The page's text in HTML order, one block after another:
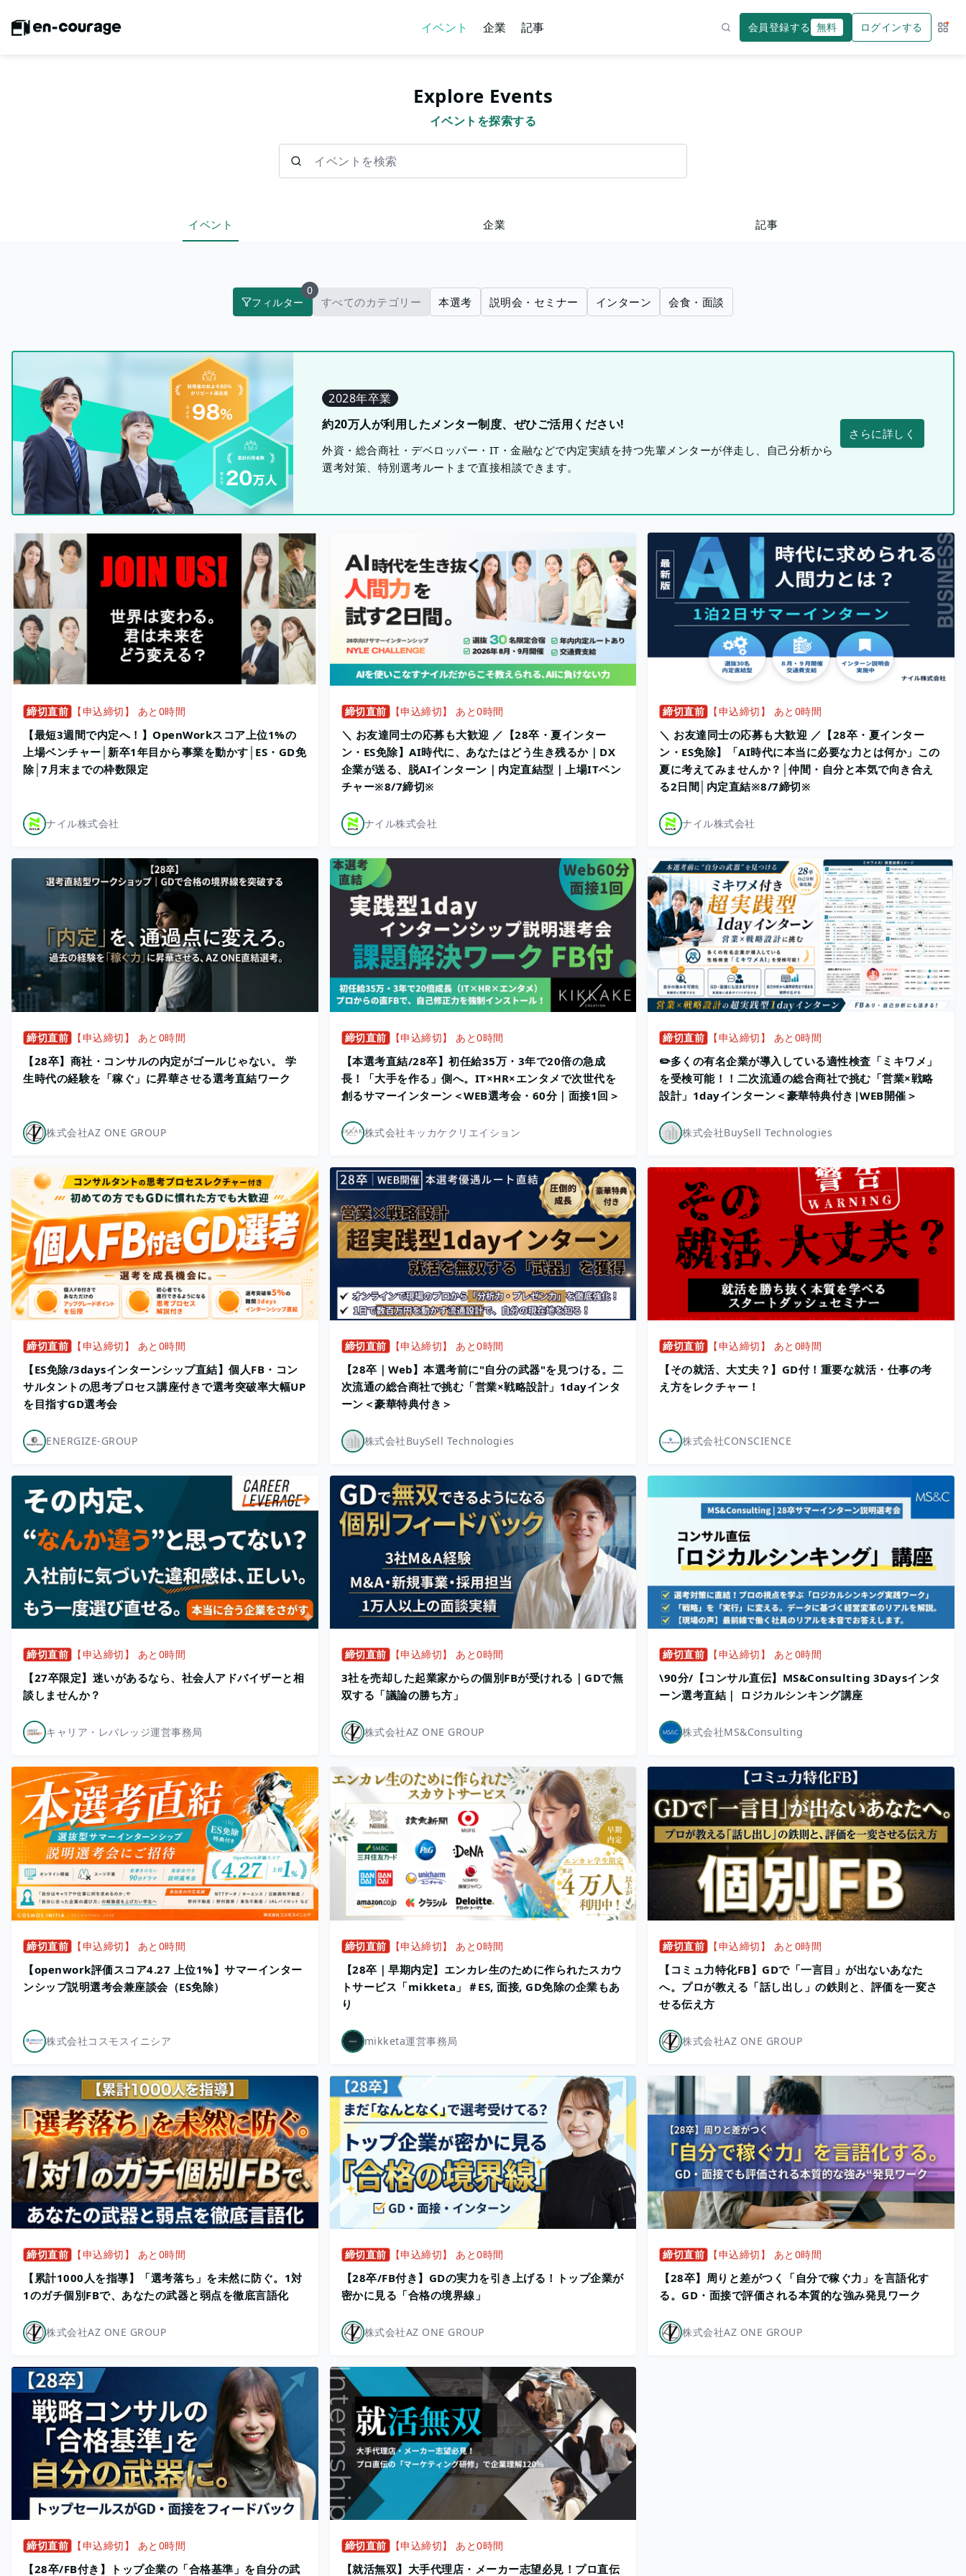
イベント 企業 記事 会員登録する 無料 ログインする サー
Explore Events
イベントを探索する
イベント 企業 記事
フィルター
0
すべてのカテゴリー 本選考 説明会・セミナー インターン 会食・面談
2028年卒業
約20万人が利用したメンター制度、ぜひご活用ください!
外資・総合商社・デベロッパー・IT・金融などで内定実績を持つ先輩メンターが伴走し、自己分析から
選考対策、特別選考ルートまで直接相談できます。
さらに詳しく
締切直前 【申込締切】 あと0時間
【最短3週間で内定へ！】OpenWorkスコア上位1%の
上場ベンチャー│新卒1年目から事業を動かす│ES・GD免
除│7月末までの枠数限定
ナイル株式会社
締切直前 【申込締切】 あと0時間
＼ お友達同士の応募も大歓迎 ／【28卒・夏インター
ン・ES免除】AI時代に、あなたはどう生き残るか｜DX
企業が送る、脱AIインターン｜内定直結型｜上場ITベン
チャー※8/7締切※
ナイル株式会社
締切直前 【申込締切】 あと0時間
＼ お友達同士の応募も大歓迎 ／【28卒・夏インター
ン・ES免除】「AI時代に本当に必要な力とは何か」この
夏に考えてみませんか？│仲間・自分と本気で向き合え
る2日間│内定直結※8/7締切※
ナイル株式会社
締切直前 【申込締切】 あと0時間
【28卒】商社・コンサルの内定がゴールじゃない。 学
生時代の経験を「稼ぐ」に昇華させる選考直結ワーク
株式会社AZ ONE GROUP
締切直前 【申込締切】 あと0時間
【本選考直結/28卒】初任給35万・3年で20倍の急成
長！「大手を作る」側へ。IT×HR×エンタメで次世代を
創るサマーインターン＜WEB選考会・60分｜面接1回＞
株式会社キッカケクリエイション
締切直前 【申込締切】 あと0時間
✏️多くの有名企業が導入している適性検査「ミキワメ」
を受検可能！！二次流通の総合商社で挑む「営業×戦略
設計」1dayインターン＜豪華特典付き|WEB開催＞
株式会社BuySell Technologies
締切直前 【申込締切】 あと0時間
【ES免除/3daysインターンシップ直結】個人FB・コン
サルタントの思考プロセス講座付きで選考突破率大幅UP
を目指すGD選考会
ENERGIZE-GROUP
締切直前 【申込締切】 あと0時間
【28卒｜Web】本選考前に"自分の武器"を見つける。二
次流通の総合商社で挑む「営業×戦略設計」1dayインタ
ーン＜豪華特典付き＞
株式会社BuySell Technologies
締切直前 【申込締切】 あと0時間
【その就活、大丈夫？】GD付！重要な就活・仕事の考
え方をレクチャー！
株式会社CONSCIENCE
締切直前 【申込締切】 あと0時間
【27卒限定】迷いがあるなら、社会人アドバイザーと相
談しませんか？
キャリア・レバレッジ運営事務局
締切直前 【申込締切】 あと0時間
3社を売却した起業家からの個別FBが受けれる｜GDで無
双する「議論の勝ち方」
株式会社AZ ONE GROUP
締切直前 【申込締切】 あと0時間
\90分/【コンサル直伝】MS&Consulting 3Daysインタ
ーン選考直結｜ ロジカルシンキング講座
株式会社MS&Consulting
締切直前 【申込締切】 あと0時間
【openwork評価スコア4.27 上位1%】サマーインター
ンシップ説明選考会兼座談会（ES免除）
株式会社コスモスイニシア
締切直前 【申込締切】 あと0時間
【28卒｜早期内定】エンカレ生のために作られたスカウ
トサービス「mikketa」＃ES, 面接, GD免除の企業もあ
り
mikketa運営事務局
締切直前 【申込締切】 あと0時間
【コミュ力特化FB】GDで「一言目」が出ないあなた
へ。プロが教える「話し出し」の鉄則と、評価を一変さ
せる伝え方
株式会社AZ ONE GROUP
締切直前 【申込締切】 あと0時間
【累計1000人を指導】「選考落ち」を未然に防ぐ。1対
1のガチ個別FBで、あなたの武器と弱点を徹底言語化
株式会社AZ ONE GROUP
締切直前 【申込締切】 あと0時間
【28卒/FB付き】GDの実力を引き上げる！トップ企業が
密かに見る「合格の境界線」
株式会社AZ ONE GROUP
締切直前 【申込締切】 あと0時間
【28卒】周りと差がつく「自分で稼ぐ力」を言語化す
る。GD・面接で評価される本質的な強み発見ワーク
株式会社AZ ONE GROUP
締切直前 【申込締切】 あと0時間
【28卒/FB付き】トップ企業の「合格基準」を自分の武
締切直前 【申込締切】 あと0時間
【就活無双】大手代理店・メーカー志望必見！プロ直伝